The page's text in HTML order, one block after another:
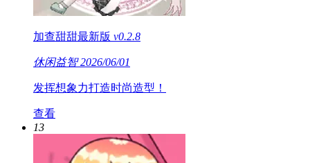
加查甜甜最新版 v0.2.8
休闲益智2026/06/01
发挥想象力打造时尚造型！
查看
13